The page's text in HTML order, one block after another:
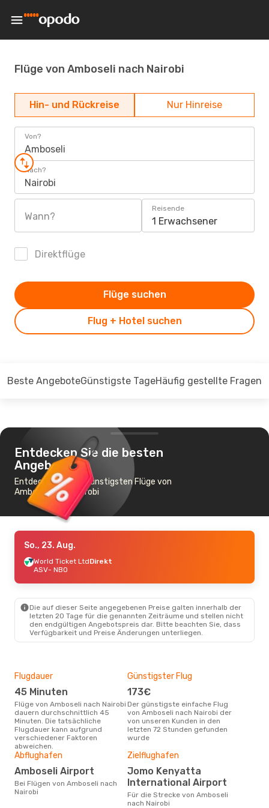
Flüge von Amboseli nach Nairobi
Hin- und Rückreise Nur Hinreise
Von?
Amboseli
Nach?
Nairobi
Wann?
Reisende
1 Erwachsener
Direktflüge
Flug + Hotel suchen
Flüge suchen
Beste AngeboteGünstigste TageHäufig gestellte Fragen
Entdecken Sie die besten
Angebote
Entdecken Sie die günstigsten Flüge von
Amboseli nach Nairobi
So., 23. Aug.
World Ticket LtdDirekt
ASV- NBO
Die auf dieser Seite angegebenen Preise galten innerhalb der
letzten 20 Tage für die genannten Zeiträume und stellen nicht
den endgültigen Angebotspreis dar. Bitte beachten Sie, dass
Verfügbarkeit und Preise Änderungen unterliegen.
Flugdauer
45 Minuten
Flüge von Amboseli nach Nairobi
dauern durchschnittlich 45
Minuten. Die tatsächliche
Flugdauer kann aufgrund
verschiedener Faktoren
abweichen.
Günstigster Flug
173€
Der günstigste einfache Flug
von Amboseli nach Nairobi der
von unseren Kunden in den
letzten 72 Stunden gefunden
wurde
Abflughafen
Amboseli Airport
Bei Flügen von Amboseli nach
Nairobi
Zielflughafen
Jomo Kenyatta
International Airport
Für die Strecke von Amboseli
nach Nairobi